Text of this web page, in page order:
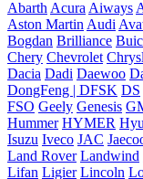
Abarth Acura Aiways
Aston Martin Audi
Bogdan Brilliance
Chery Chevrolet
Dacia Dadi Daewoo
DongFeng | DFSK DS
FSO Geely Genesis
Hummer HYMER
Isuzu Iveco JAC
Land Rover Landwind
Lifan Ligier Lincoln